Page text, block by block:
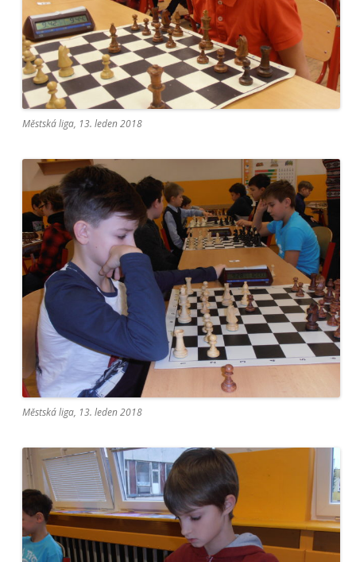
Městská liga, 13. leden 2018
Městská liga, 13. leden 2018